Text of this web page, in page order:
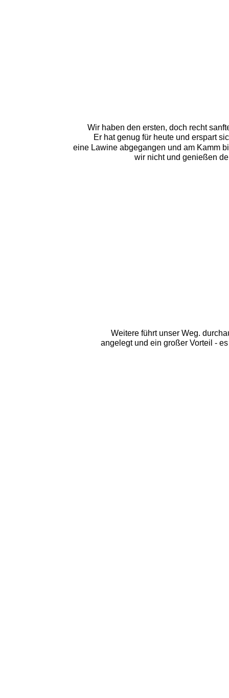
Wir haben den ersten, doch recht
Er hat genug für heute und erspart
eine Lawine abgegangen und am Kamm
wir nicht und genießen
Weitere führt unser Weg.
angelegt und ein großer Vorteil -